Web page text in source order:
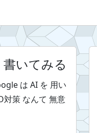
いてみる
は AI を 用い
対策 なんて 無意